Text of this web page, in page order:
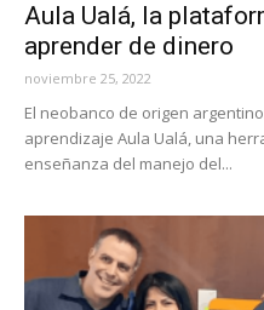
Aula Ualá, la
aprender de dinero
noviembre 25, 2022
El neobanco de origen
aprendizaje Aula Ualá, una
enseñanza del manejo del...